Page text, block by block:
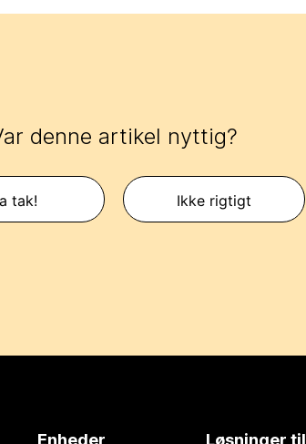
denne artikel nyttig?
tak! Ikke rigtigt
Enheder Løsninger til